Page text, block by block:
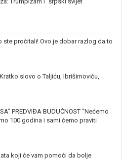
ste pročitali! Ovo je dobar razlog da to
slovo o Taljiću, Ibrišimoviću,
PREDVIĐA BUDUĆNOST “Nećemo
100 godina i sami ćemo praviti
koji će vam pomoći da bolje